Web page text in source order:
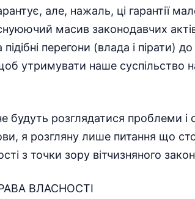
але, нажаль, ці гарантії
існуюючий масив законодавчих
перегони (влада і пірати)
утримувати наше суспільство
будуть розглядатися проблеми
я розгляну лише питання що
з точки зору вітчизняного
ВЛАСНОСТІ